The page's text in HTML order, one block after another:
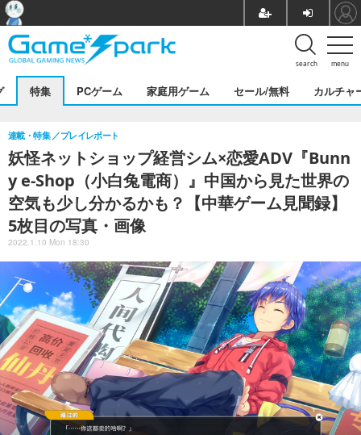
menu
search
特集 PCゲーム 家庭用ゲーム セール/無料 カルチャ
妖怪ネットショップ経営シム×恋愛ADV『Bunn
y e-Shop（小白兔電商）』中国から見た世界の
空気も少し分かるかも？【中華ゲーム見聞録】
5枚目の写真・画像
連載・特集 プレイレポート
2022.1.10 Mon 18:30